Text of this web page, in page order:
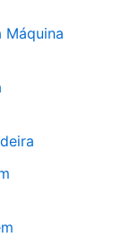
Máquina